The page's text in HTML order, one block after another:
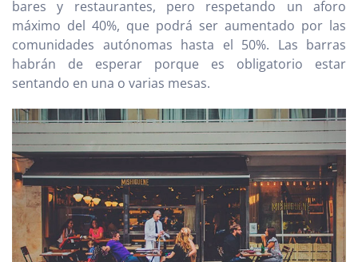
bares y restaurantes, pero respetando un aforo
máximo del 40%, que podrá ser aumentado por las
comunidades autónomas hasta el 50%. Las barras
habrán de esperar porque es obligatorio estar
sentando en una o varias mesas.